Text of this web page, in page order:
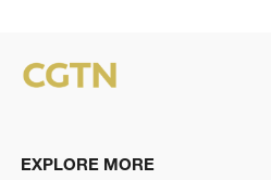
EXPLORE MORE